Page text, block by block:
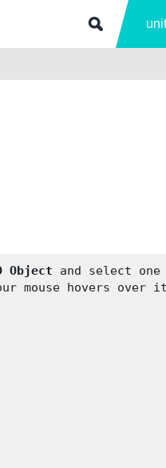
Object and select
mouse hovers over